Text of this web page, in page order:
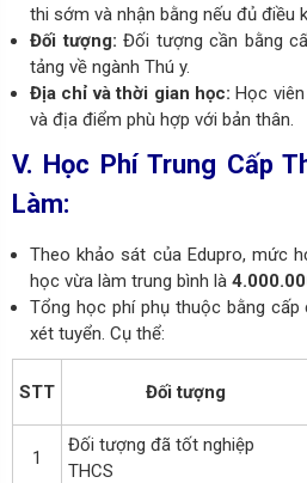
thi sớm và nhận bằng nếu đủ điều
Đối tượng: Đối tượng cần bằng
tảng về ngành Thú y.
Địa chỉ và thời gian học:Học
và địa điểm phù hợp với bản thân.
V. Học Phí Trung Cấp
Làm:
Theo khảo sát của Edupro, mức
học vừa làm trung bình là
Tổng học phí phụ thuộc bằng
xét tuyển. Cụ thể:
STT Đối tượng
1
Đối tượng đã tốt nghiệp
THCS